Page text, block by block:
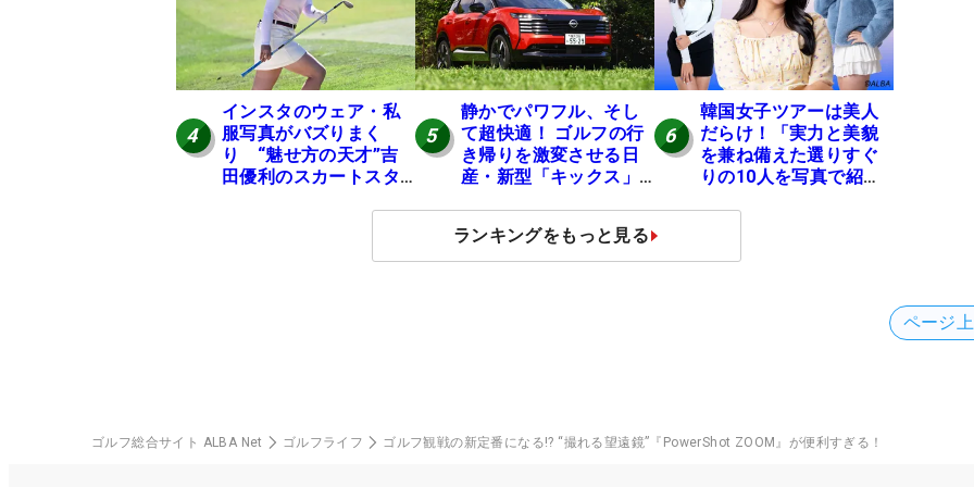
4
インスタのウェア・私
服写真がバズりまく
り “魅せ方の天才”吉
田優利のスカートスタ
5
静かでパワフル、そし
て超快適！ ゴルフの行
き帰りを激変させる日
産・新型「キックス」
6
韓国女子ツアーは美人
だらけ！「実力と美貌
を兼ね備えた選りすぐ
りの10人を写真で紹
ランキングをもっと見る
ページ
ゴルフ総合サイト ALBA Net ゴルフライフ ゴルフ観戦の新定番になる!? “撮れる望遠鏡”『PowerShot ZOOM』が便利すぎる！